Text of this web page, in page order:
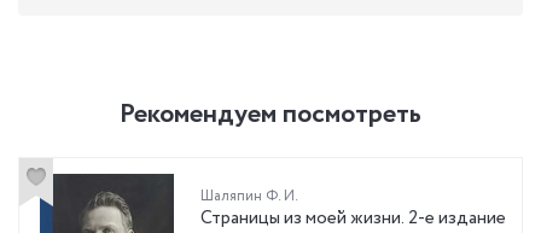
Рекомендуем посмотреть
Шаляпин Ф. И.
Страницы из моей жизни. 2-е издание